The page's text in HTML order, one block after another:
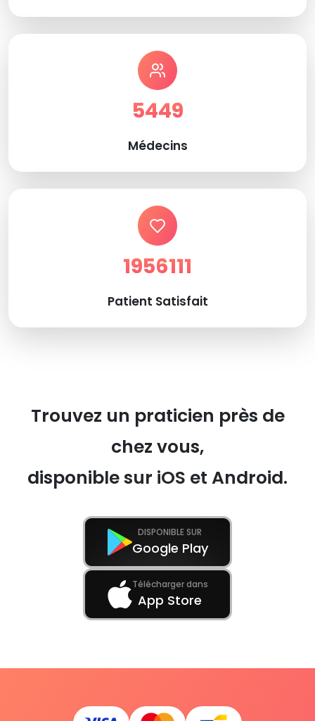
5449
Médecins
1956111
Patient Satisfait
Trouvez un praticien près de
chez vous,
disponible sur iOS et Android.
DISPONIBLE SUR
Google Play
Télécharger dans
App Store